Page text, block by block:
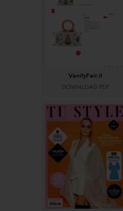
VanityFair.it
DOWNLOAD PDF